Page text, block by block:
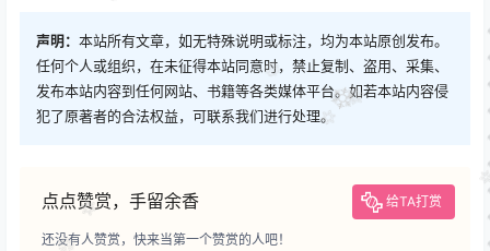
声明： 本站所有文章，如无特殊说明或标注，均为本站原创发布。
任何个人或组织，在未征得本站同意时，禁止复制、盗用、采集、
发布本站内容到任何网站、书籍等各类媒体平台。如若本站内容侵
犯了原著者的合法权益，可联系我们进行处理。
点点赞赏，手留余香 给TA打赏
还没有人赞赏，快来当第一个赞赏的人吧！